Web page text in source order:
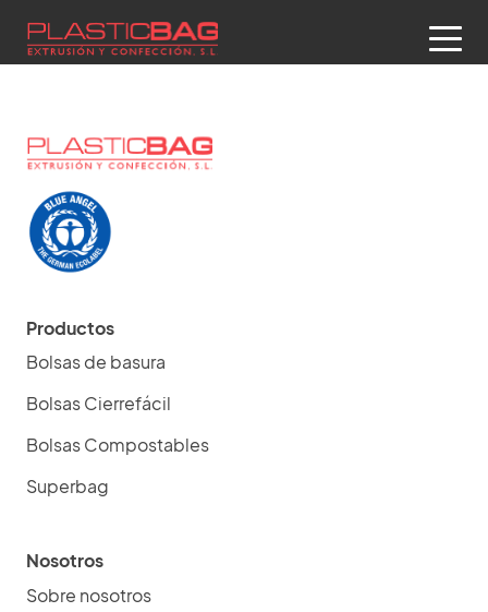
Productos
Bolsas de basura
Bolsas Cierrefácil
Bolsas Compostables
Superbag
Nosotros
Sobre nosotros